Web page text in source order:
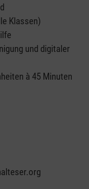
Klassen)
und digitaler
à 45 Minuten